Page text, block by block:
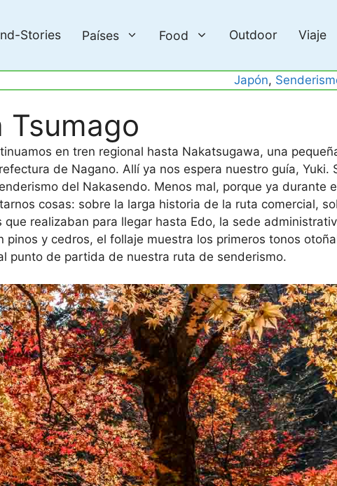
Stories Países Food Outdoor Viaje
Japón,
Tsumago
en tren regional hasta Nakatsugawa, una
de Nagano. Allí ya nos espera nuestro guía, Yuki.
del Nakasendo. Menos mal, porque ya durante
cosas: sobre la larga historia de la ruta comercial,
realizaban para llegar hasta Edo, la sede
y cedros, el follaje muestra los primeros tonos
punto de partida de nuestra ruta de senderismo.